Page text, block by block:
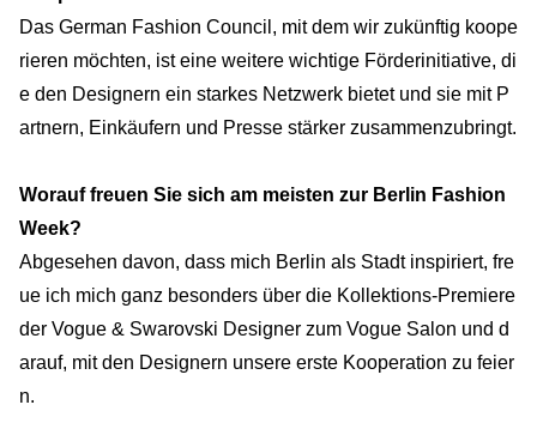
Das German Fashion Council, mit dem wir zukünftig koope
rieren möchten, ist eine weitere wichtige Förderinitiative, di
e den Designern ein starkes Netzwerk bietet und sie mit P
artnern, Einkäufern und Presse stärker zusammenzubringt.
Worauf freuen Sie sich am meisten zur Berlin Fashion
Week?
Abgesehen davon, dass mich Berlin als Stadt inspiriert, fre
ue ich mich ganz besonders über die Kollektions-Premiere
der Vogue & Swarovski Designer zum Vogue Salon und d
arauf, mit den Designern unsere erste Kooperation zu feier
n.